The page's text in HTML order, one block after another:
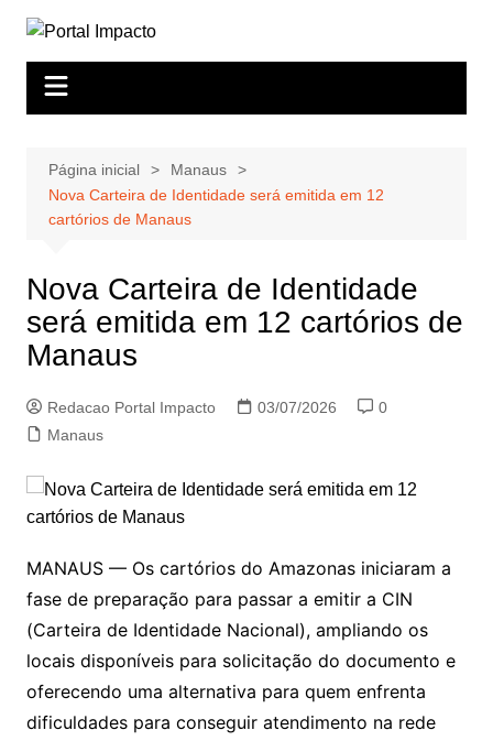
para
conteúdo
Página inicial
Manaus
Nova Carteira de Identidade será emitida em 12
cartórios de Manaus
Nova Carteira de Identidade
será emitida em 12 cartórios de
Manaus
Redacao Portal Impacto 03/07/2026
0
Manaus
MANAUS — Os cartórios do Amazonas iniciaram a
fase de preparação para passar a emitir a CIN
(Carteira de Identidade Nacional), ampliando os
locais disponíveis para solicitação do documento e
oferecendo uma alternativa para quem enfrenta
dificuldades para conseguir atendimento na rede